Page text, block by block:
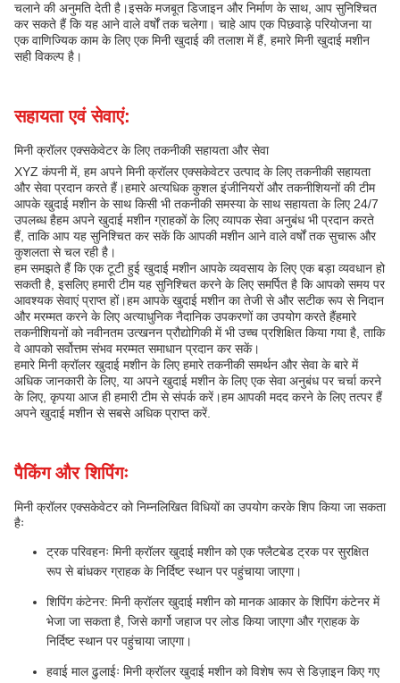
चलाने की अनुमति देती है।इसके मजबूत डिजाइन और निर्माण के साथ, आप सुनिश्चित
कर सकते हैं कि यह आने वाले वर्षों तक चलेगा। चाहे आप एक पिछवाड़े परियोजना या
एक वाणिज्यिक काम के लिए एक मिनी खुदाई की तलाश में हैं, हमारे मिनी खुदाई मशीन
सही विकल्प है।
सहायता एवं सेवाएं:
मिनी क्रॉलर एक्सकेवेटर के लिए तकनीकी सहायता और सेवा
XYZ कंपनी में, हम अपने मिनी क्रॉलर एक्सकेवेटर उत्पाद के लिए तकनीकी सहायता
और सेवा प्रदान करते हैं।हमारे अत्यधिक कुशल इंजीनियरों और तकनीशियनों की टीम
आपके खुदाई मशीन के साथ किसी भी तकनीकी समस्या के साथ सहायता के लिए 24/7
उपलब्ध हैहम अपने खुदाई मशीन ग्राहकों के लिए व्यापक सेवा अनुबंध भी प्रदान करते
हैं, ताकि आप यह सुनिश्चित कर सकें कि आपकी मशीन आने वाले वर्षों तक सुचारू और
कुशलता से चल रही है।
हम समझते हैं कि एक टूटी हुई खुदाई मशीन आपके व्यवसाय के लिए एक बड़ा व्यवधान हो
सकती है, इसलिए हमारी टीम यह सुनिश्चित करने के लिए समर्पित है कि आपको समय पर
आवश्यक सेवाएं प्राप्त हों।हम आपके खुदाई मशीन का तेजी से और सटीक रूप से निदान
और मरम्मत करने के लिए अत्याधुनिक नैदानिक उपकरणों का उपयोग करते हैंहमारे
तकनीशियनों को नवीनतम उत्खनन प्रौद्योगिकी में भी उच्च प्रशिक्षित किया गया है, ताकि
वे आपको सर्वोत्तम संभव मरम्मत समाधान प्रदान कर सकें।
हमारे मिनी क्रॉलर खुदाई मशीन के लिए हमारे तकनीकी समर्थन और सेवा के बारे में
अधिक जानकारी के लिए, या अपने खुदाई मशीन के लिए एक सेवा अनुबंध पर चर्चा करने
के लिए, कृपया आज ही हमारी टीम से संपर्क करें।हम आपकी मदद करने के लिए तत्पर हैं
अपने खुदाई मशीन से सबसे अधिक प्राप्त करें.
पैकिंग और शिपिंगः
मिनी क्रॉलर एक्सकेवेटर को निम्नलिखित विधियों का उपयोग करके शिप किया जा सकता
हैः
ट्रक परिवहनः मिनी क्रॉलर खुदाई मशीन को एक फ्लैटबेड ट्रक पर सुरक्षित
रूप से बांधकर ग्राहक के निर्दिष्ट स्थान पर पहुंचाया जाएगा।
शिपिंग कंटेनर: मिनी क्रॉलर खुदाई मशीन को मानक आकार के शिपिंग कंटेनर में
भेजा जा सकता है, जिसे कार्गो जहाज पर लोड किया जाएगा और ग्राहक के
निर्दिष्ट स्थान पर पहुंचाया जाएगा।
हवाई माल ढुलाईः मिनी क्रॉलर खुदाई मशीन को विशेष रूप से डिज़ाइन किए गए